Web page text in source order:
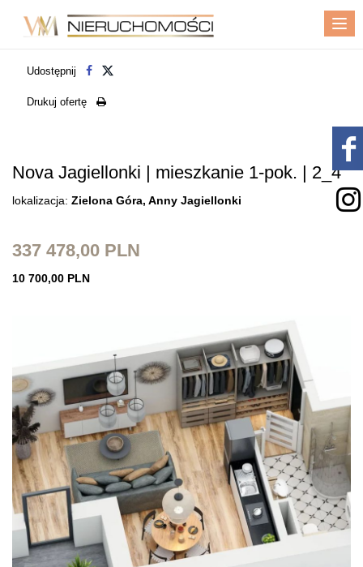
Udostępnij
Drukuj ofertę
Nova Jagiellonki | mieszkanie 1-pok. | 2_4
lokalizacja: Zielona Góra, Anny Jagiellonki
337 478,00 PLN
10 700,00 PLN